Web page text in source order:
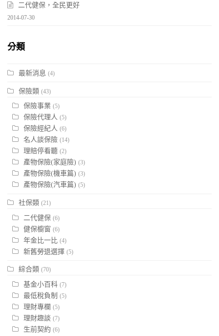
二代健保，全民更好
2014-07-30
分類
最新消息 (4)
保險類 (43)
保險事業 (5)
保險代理人 (5)
保險經紀人 (6)
名人談保險 (14)
理賠停看聽 (2)
產物保險(家庭險) (3)
產物保險(機車篇) (3)
產物保險(汽車篇) (5)
社保類 (21)
二代健保 (6)
健保櫥窗 (6)
年金比一比 (4)
新舊勞退選擇 (5)
綜合類 (70)
基金小百科 (7)
最低稅負制 (5)
理財專欄 (5)
理財趣談 (7)
生前契約 (6)